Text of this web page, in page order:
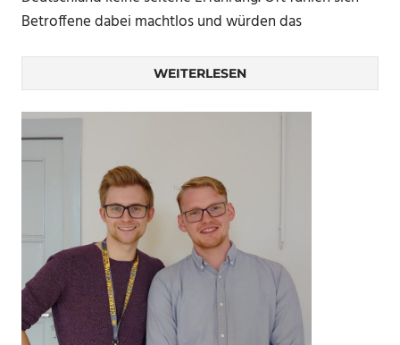
Betroffene dabei machtlos und würden das
WEITERLESEN